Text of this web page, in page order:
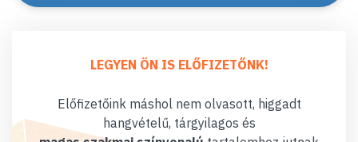
LEGYEN ÖN IS ELŐFIZETŐNK!
Előfizetőink máshol nem olvasott, higgadt
hangvételű, tárgyilagos és